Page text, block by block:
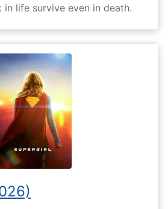
life survive even in death.